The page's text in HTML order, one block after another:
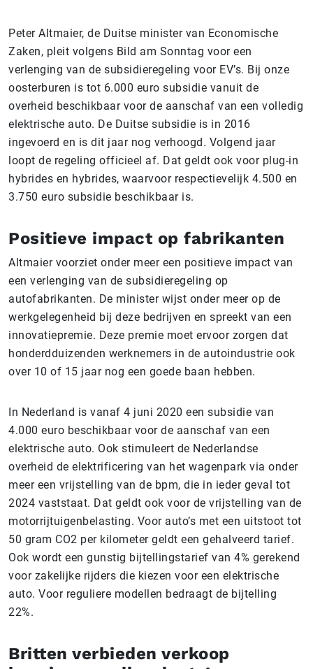
Peter Altmaier, de Duitse minister van Economische
Zaken, pleit volgens Bild am Sonntag voor een
verlenging van de subsidieregeling voor EV’s. Bij onze
oosterburen is tot 6.000 euro subsidie vanuit de
overheid beschikbaar voor de aanschaf van een volledig
elektrische auto. De Duitse subsidie is in 2016
ingevoerd en is dit jaar nog verhoogd. Volgend jaar
loopt de regeling officieel af. Dat geldt ook voor plug-in
hybrides en hybrides, waarvoor respectievelijk 4.500 en
3.750 euro subsidie beschikbaar is.
Positieve impact op fabrikanten
Altmaier voorziet onder meer een positieve impact van
een verlenging van de subsidieregeling op
autofabrikanten. De minister wijst onder meer op de
werkgelegenheid bij deze bedrijven en spreekt van een
innovatiepremie. Deze premie moet ervoor zorgen dat
honderdduizenden werknemers in de autoindustrie ook
over 10 of 15 jaar nog een goede baan hebben.
In Nederland is vanaf 4 juni 2020 een subsidie van
4.000 euro beschikbaar voor de aanschaf van een
elektrische auto. Ook stimuleert de Nederlandse
overheid de elektrificering van het wagenpark via onder
meer een vrijstelling van de bpm, die in ieder geval tot
2024 vaststaat. Dat geldt ook voor de vrijstelling van de
motorrijtuigenbelasting. Voor auto’s met een uitstoot tot
50 gram CO2 per kilometer geldt een gehalveerd tarief.
Ook wordt een gunstig bijtellingstarief van 4% gerekend
voor zakelijke rijders die kiezen voor een elektrische
auto. Voor reguliere modellen bedraagt de bijtelling
22%.
Britten verbieden verkoop